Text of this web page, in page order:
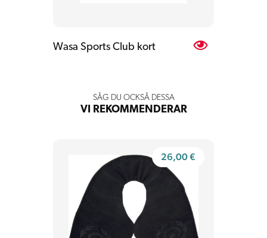
Wasa Sports Club kort
SÅG DU OCKSÅ DESSA
VI REKOMMENDERAR
26,00€